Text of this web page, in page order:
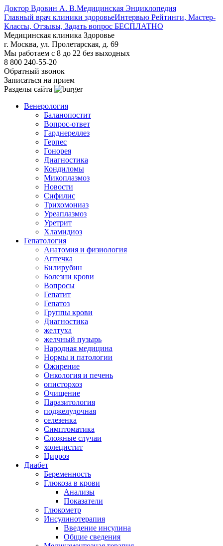
Доктор Вдовин А. В.Медицинская Энциклопедия
Главный врач клиники здоровьеИнтервью Рейтинги, Мастер-
Классы, Отзывы, Задать вопрос БЕСПЛАТНО
Медицинская клиника Здоровье
г. Москва, ул. Пролетарская, д. 69
Мы работаем с 8 до 22 без выходных
8 800 240-55-20
Обратный звонок
Записаться на прием
Разделы сайта
Венерология
Баланопостит
Вопрос-ответ
Гарднереллез
Герпес
Гонорея
Диагностика
Кондиломы
Микоплазмоз
Новости
Сифилис
Трихомониаз
Уреаплазмоз
Уретрит
Хламидиоз
Гепатология
Анатомия и физиология
Аптечка
Билирубин
Болезни крови
Вопросы
Гепатит
Гепатоз
Группы крови
Диагностика
желтуха
желчный пузырь
Народная медицина
Нормы и патологии
Ожирение
Онкология и печень
описторхоз
Очищение
Паразитология
поджелудочная
селезенка
Симптоматика
Сложные случаи
холецистит
Цирроз
Диабет
Беременность
Глюкоза в крови
Анализы
Показатели
Глюкометр
Инсулинотерапия
Введение инсулина
Общие сведения